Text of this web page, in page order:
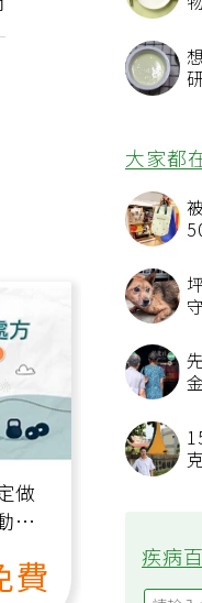
大家都
疾病
做
、
能
費